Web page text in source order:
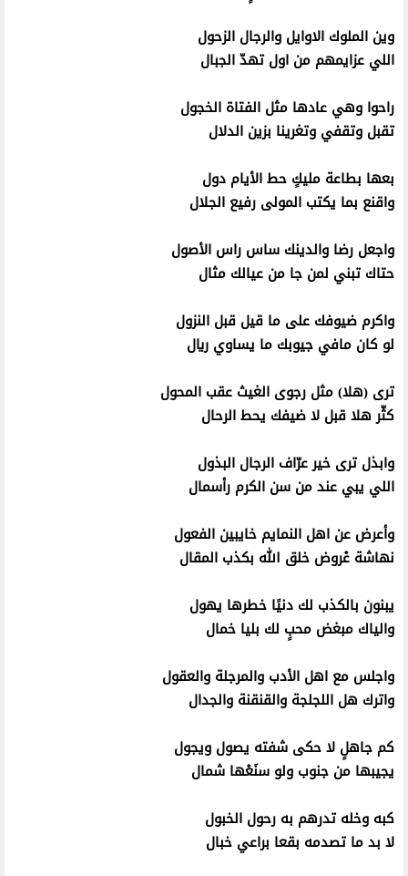
وين الملوك الاوايل والرجال الزحول
اللي عزايمهم من اول تهدّ الجبال
راحوا وهي عادها مثل الفتاة الخجول
تقبل وتقفي وتغرينا بزين الدلال
بعها بطاعة مليكٍ حط الأيام دول
واقنع بما يكتب المولى رفيع الجلال
واجعل رضا والدينك ساس راس الأصول
حتاك تبني لمن جا من عيالك مثال
واكرم ضيوفك على ما قيل قبل النزول
لو كان مافي جيوبك ما يساوي ريال
ترى (هلا) مثل رجوى الغيث عقب المحول
كثّر هلا قبل لا ضيفك يحط الرحال
وابذل ترى خير عرّاف الرجال البذول
اللي يبي عند من سن الكرم رأسمال
وأعرض عن اهل النمايم خايبين الفعول
نهاشة عْروض خلق الله بكذب المقال
يبنون بالكذب لك دنيًا خطرها يهول
والياك مبغض محبٍ لك بليا خمال
واجلس مع اهل الأدب والمرجلة والعقول
واترك هل اللجلجة والقنقنة والجدال
كم جاهلٍ لا حكى شفته يصول ويجول
يجيبها من جنوب ولو سنَعْها شمال
كبه وخله تدرهم به رحول الخبول
لا بد ما تصدمه بقعا براعي خبال